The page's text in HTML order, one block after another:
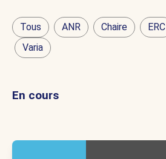
Tous ANR Chaire ERC
Varia
En cours